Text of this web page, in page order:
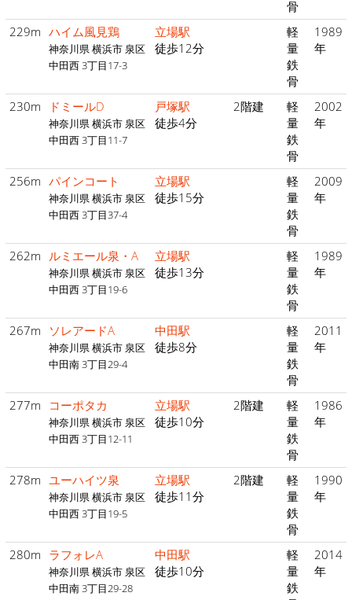
骨
229m ハイム風見鶏
神奈川県 横浜市 泉区
中田西 3丁目17-3
立場駅
徒歩12分
軽
量
鉄
骨
1989
年
230m ドミールD
神奈川県 横浜市 泉区
中田西 3丁目11-7
戸塚駅
徒歩4分
2階建
軽
量
鉄
骨
2002
年
256m パインコート
神奈川県 横浜市 泉区
中田西 3丁目37-4
立場駅
徒歩15分
軽
量
鉄
骨
2009
年
262m ルミエール泉・A
神奈川県 横浜市 泉区
中田西 3丁目19-6
立場駅
徒歩13分
軽
量
鉄
骨
1989
年
267m ソレアードA
神奈川県 横浜市 泉区
中田南 3丁目29-4
中田駅
徒歩8分
軽
量
鉄
骨
2011
年
277m コーポタカ
神奈川県 横浜市 泉区
中田西 3丁目12-11
立場駅
徒歩10分
2階建
軽
量
鉄
骨
1986
年
278m ユーハイツ泉
神奈川県 横浜市 泉区
中田西 3丁目19-5
立場駅
徒歩11分
2階建
軽
量
鉄
骨
1990
年
280m ラフォレA
神奈川県 横浜市 泉区
中田南 3丁目29-28
中田駅
徒歩10分
軽
量
鉄
2014
年